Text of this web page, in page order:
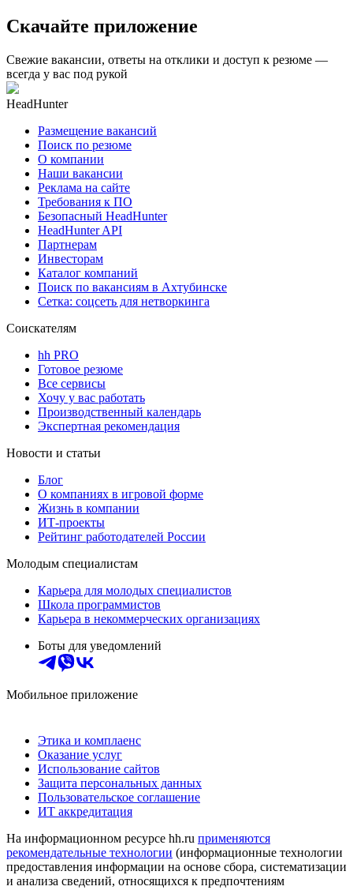
Скачайте приложение
Свежие вакансии, ответы на отклики и доступ к резюме —
всегда у вас под рукой
HeadHunter
Размещение вакансий
Поиск по резюме
О компании
Наши вакансии
Реклама на сайте
Требования к ПО
Безопасный HeadHunter
HeadHunter API
Партнерам
Инвесторам
Каталог компаний
Поиск по вакансиям в Ахтубинске
Сетка: соцсеть для нетворкинга
Соискателям
hh PRO
Готовое резюме
Все сервисы
Хочу у вас работать
Производственный календарь
Экспертная рекомендация
Новости и статьи
Блог
О компаниях в игровой форме
Жизнь в компании
ИТ-проекты
Рейтинг работодателей России
Молодым специалистам
Карьера для молодых специалистов
Школа программистов
Карьера в некоммерческих организациях
Боты для уведомлений
Мобильное приложение
Этика и комплаенс
Оказание услуг
Использование сайтов
Защита персональных данных
Пользовательское соглашение
ИТ аккредитация
На информационном ресурсе hh.ru применяются
рекомендательные технологии (информационные технологии
предоставления информации на основе сбора, систематизации
и анализа сведений, относящихся к предпочтениям